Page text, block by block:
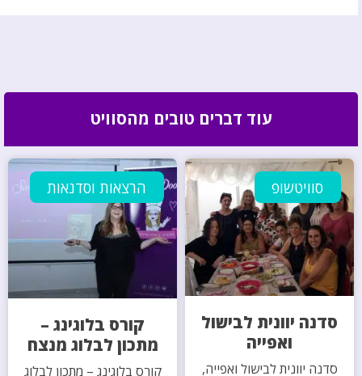
עוד דברים טובים מהסוויט
סוויטשופ
סדנה יוונית לבישול
ואפייה
סדנה יוונית לבישול ואפייה,
הרצאות וסדנאות
קורס בלוגינג –
מתכון לבלוג מנצח
קורס בלוגינג – מתכון לבלוג